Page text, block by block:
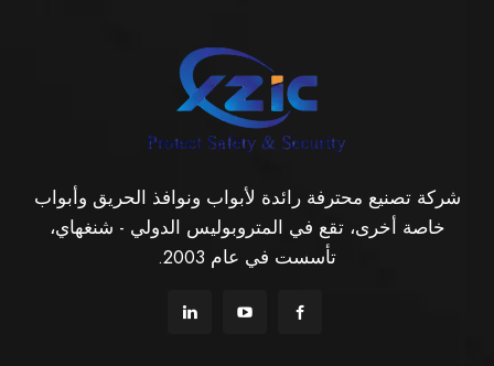
شركة تصنيع محترفة رائدة لأبواب ونوافذ الحريق وأبواب
خاصة أخرى، تقع في المتروبوليس الدولي - شنغهاي،
تأسست في عام 2003.